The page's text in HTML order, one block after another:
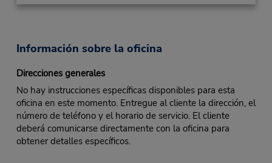
Información sobre la oficina
Direcciones generales
No hay instrucciones específicas disponibles para esta
oficina en este momento. Entregue al cliente la dirección, el
número de teléfono y el horario de servicio. El cliente
deberá comunicarse directamente con la oficina para
obtener detalles específicos.